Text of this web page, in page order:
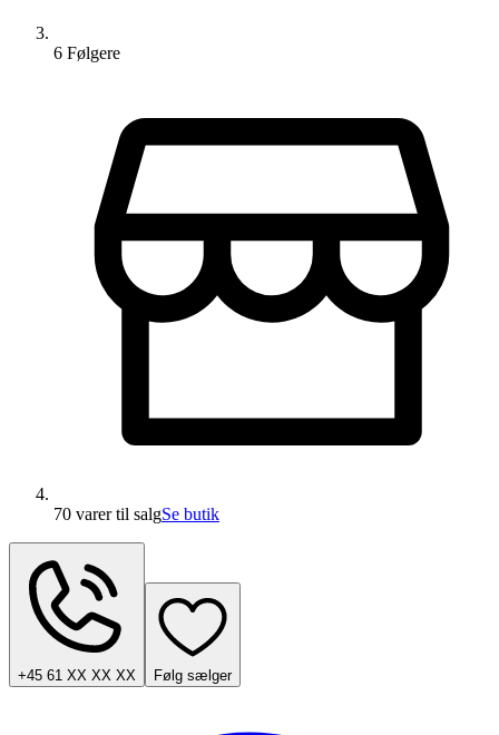
6 Følgere
70 varertil salgSe butik
+45 61 XX XX XX Følg sælger